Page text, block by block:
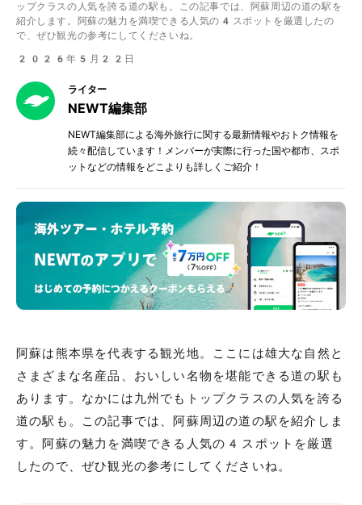
ップクラスの人気を誇る道の駅も。この記事では、阿蘇周辺の道の駅を
紹介します。阿蘇の魅力を満喫できる人気の4スポットを厳選したの
で、ぜひ観光の参考にしてくださいね。
2026年5月22日
ライター
NEWT編集部
NEWT編集部による海外旅行に関する最新情報やおトク情報を
続々配信しています！メンバーが実際に行った国や都市、スポ
ットなどの情報をどこよりも詳しくご紹介！
阿蘇は熊本県を代表する観光地。ここには雄大な自然と
さまざまな名産品、おいしい名物を堪能できる道の駅も
あります。なかには九州でもトップクラスの人気を誇る
道の駅も。この記事では、阿蘇周辺の道の駅を紹介しま
す。阿蘇の魅力を満喫できる人気の4スポットを厳選
したので、ぜひ観光の参考にしてくださいね。